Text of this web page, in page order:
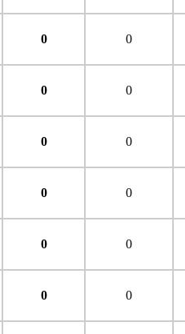
0 0
0 0
0 0
0 0
0 0
0 0